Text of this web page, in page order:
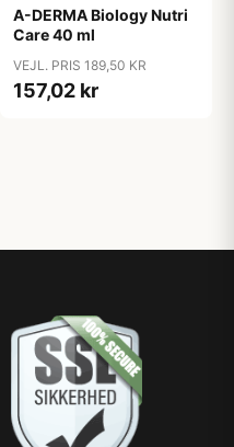
A-DERMA Biology Nutri
Care 40 ml
VEJL. PRIS 189,50 KR
157,02 kr